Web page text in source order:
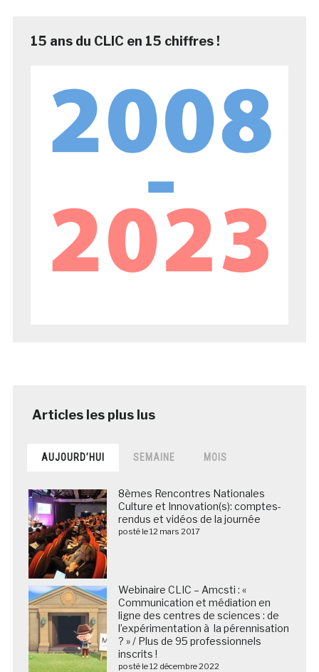
15 ans du CLIC en 15 chiffres !
AUJOURD’HUI SEMAINE MOIS
8èmes Rencontres Nationales
Culture et Innovation(s): comptes-
rendus et vidéos de la journée
posté le 12 mars 2017
Webinaire CLIC – Amcsti : «
Communication et médiation en
ligne des centres de sciences : de
l’expérimentation à la pérennisation
? » / Plus de 95 professionnels
inscrits !
posté le 12 décembre 2022